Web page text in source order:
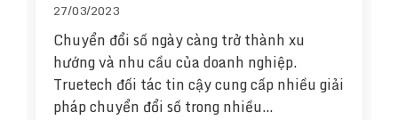
27/03/2023
Chuyển đổi số ngày càng trở thành xu
hướng và nhu cầu của doanh nghiệp.
Truetech đối tác tin cậy cung cấp nhiều giải
pháp chuyển đổi số trong nhiều…